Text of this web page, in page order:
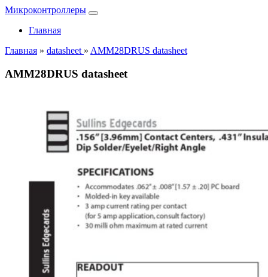
Микроконтроллеры
Главная
Главная » datasheet » AMM28DRUS datasheet
AMM28DRUS datasheet